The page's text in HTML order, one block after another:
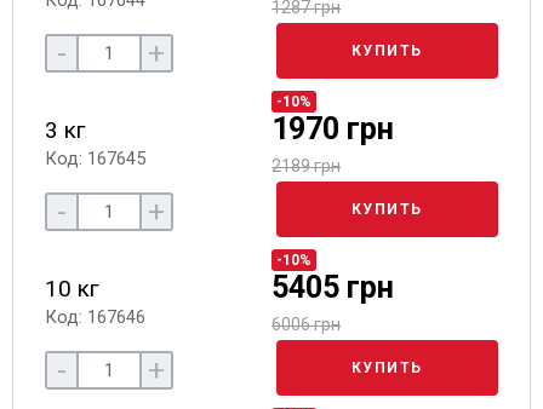
1287 грн
- + КУПИТЬ
3 кг
Код: 167645
-10%
1970 грн
2189 грн
- + КУПИТЬ
10 кг
Код: 167646
-10%
5405 грн
6006 грн
- + КУПИТЬ